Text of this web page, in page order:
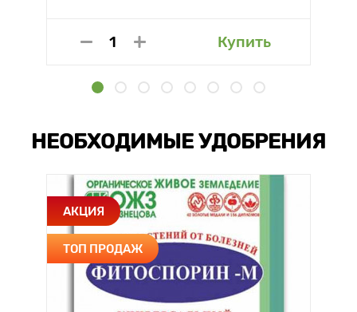
Купить
НЕОБХОДИМЫЕ УДОБРЕНИЯ
АКЦИЯ
ТОП ПРОДАЖ